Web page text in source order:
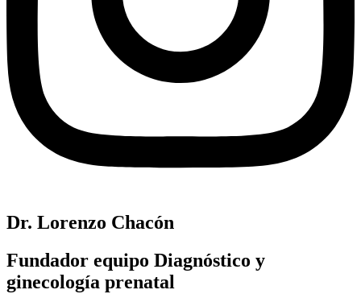
Dr. Lorenzo Chacón
Fundador equipo Diagnóstico y
ginecología prenatal